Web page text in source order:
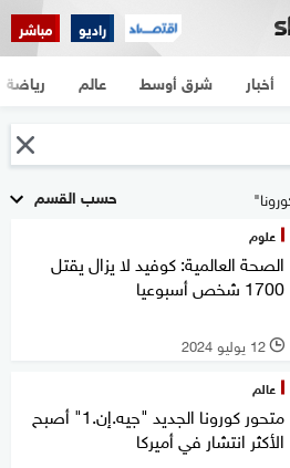
راديو مباشر
أخبار شرق أوسط عالم رياضة
حسب القسم
علوم
الصحة العالمية: كوفيد لا يزال يقتل
1700 شخص أسبوعيا
l 12 يوليو 2024
عالم
متحور كورونا الجديد "جيه.إن.1" أصبح
الأكثر انتشار في أميركا